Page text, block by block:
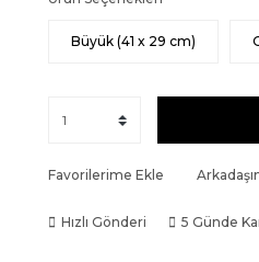
Büyük (41 x 29 cm)
Favorilerime Ekle
Hızlı Gönderi 5 Günde